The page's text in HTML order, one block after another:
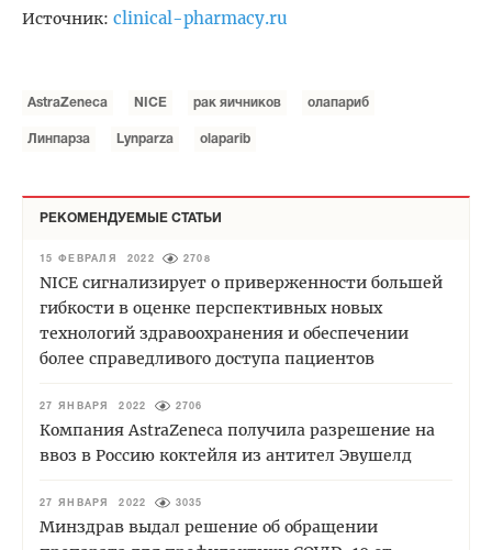
Источник: clinical-pharmacy.ru
AstraZeneca NICE рак яичников олапариб
Линпарза Lynparza оlaparib
РЕКОМЕНДУЕМЫЕ СТАТЬИ
15 ФЕВРАЛЯ 2022 2708
NICE сигнализирует о приверженности большей
гибкости в оценке перспективных новых
технологий здравоохранения и обеспечении
более справедливого доступа пациентов
27 ЯНВАРЯ 2022 2706
Компания AstraZeneca получила разрешение на
ввоз в Россию коктейля из антител Эвушелд
27 ЯНВАРЯ 2022 3035
Минздрав выдал решение об обращении